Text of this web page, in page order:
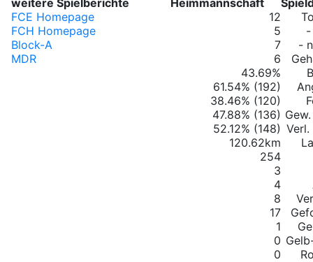
weitere Spielberichte
Heimmannschaft
FCE Homepage
12
FCH Homepage
5
-
Block-A
7
-
MDR
6
43.69%
61.54% (192)
38.46% (120)
47.88% (136)
52.12% (148)
120.62km
254
3
4
8
17
1
0
0